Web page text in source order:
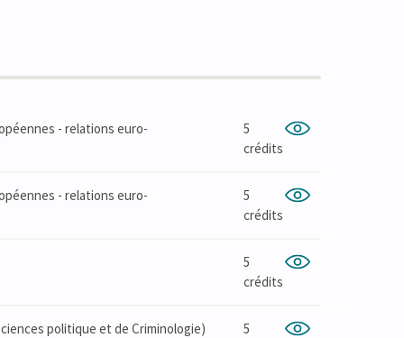
- relations euro-
5
crédits
- relations euro-
5
crédits
5
crédits
politique et de Criminologie)
5